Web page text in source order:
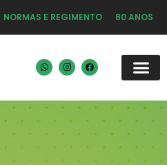
NORMAS E REGIMENTO 80 ANOS